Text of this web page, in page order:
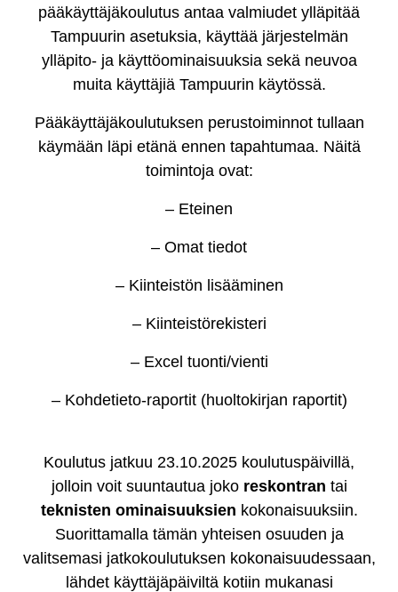
pääkäyttäjäkoulutus antaa valmiudet ylläpitää
Tampuurin asetuksia, käyttää järjestelmän
ylläpito- ja käyttöominaisuuksia sekä neuvoa
muita käyttäjiä Tampuurin käytössä.
Pääkäyttäjäkoulutuksen perustoiminnot tullaan
käymään läpi etänä ennen tapahtumaa. Näitä
toimintoja ovat:
– Eteinen
– Omat tiedot
– Kiinteistön lisääminen
– Kiinteistörekisteri
– Excel tuonti/vienti
– Kohdetieto-raportit (huoltokirjan raportit)
Koulutus jatkuu 23.10.2025 koulutuspäivillä,
jolloin voit suuntautua joko reskontran tai
teknisten ominaisuuksien kokonaisuuksiin.
Suorittamalla tämän yhteisen osuuden ja
valitsemasi jatkokoulutuksen kokonaisuudessaan,
lähdet käyttäjäpäiviltä kotiin mukanasi